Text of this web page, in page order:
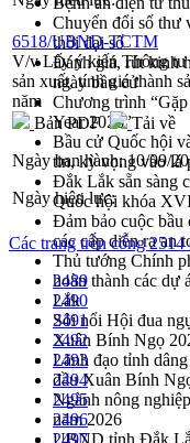
Chuyển đổi số thư
thời đại số
Đánh giá, rút kinh
ngày bầu cử
Chương trình
Year 2026”
Bầu cử Quốc hội
tin, kỳ vọng vào lá
Đắk Lắk sẵn sàng
Quốc hội khóa
Đảm bảo cuộc
các cấp diễn ra an
Thủ tướng Chính
hoàn thành các dự
Lắk
Sôi nổi Hội đua
Xuân Bính Ngọ
Lãnh đạo tỉnh
đầu Xuân Bính
Ngành nông
năm 2026
6518/UBND-TCTM
V/v Lấy ý kiến Thông tư
sản xuất, tính giá thành
năm
Bản PDF
Tải về
Ngày ban hành:10/09/
Ngày hiệu lực:
Các trang trên cổng 2514
2489
2490
2491
2492
2493
2494
2495
2496